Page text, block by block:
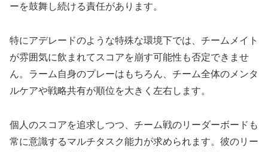
ーを鼓舞し続ける責任があります。
特にアデレードのような特殊な環境下では、チームメイト
が雰囲気に飲まれてスコアを崩す可能性も否定できませ
ん。ラーム自身のプレーはもちろん、チーム全体のメンタ
ルケアや戦略共有が順位を大きく左右します。
個人のスコアを追求しつつ、チーム戦のリーダーボードも
常に意識するマルチタスク能力が求められます。彼のリー